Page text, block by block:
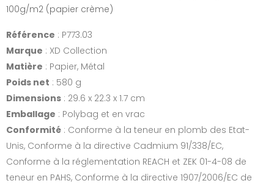
100g/m2 (papier crème)
Référence : P773.03
Marque : XD Collection
Matière : Papier, Métal
Poids net : 580 g
Dimensions : 29.6 x 22.3 x 1.7 cm
Emballage : Polybag et en vrac
Conformité : Conforme à la teneur en plomb des Etat-
Unis, Conforme à la directive Cadmium 91/338/EC,
Conforme à la réglementation REACH et ZEK 01-4-08 de
teneur en PAHS, Conforme à la directive 1907/2006/EC de